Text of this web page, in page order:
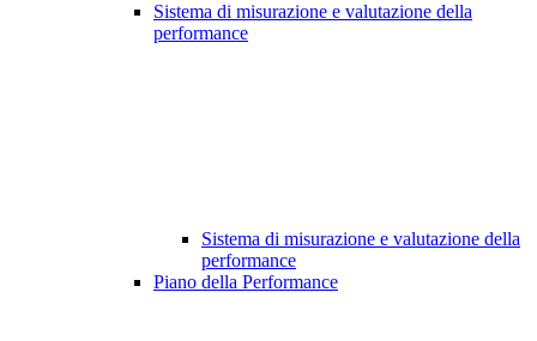
Sistema di misurazione e valutazione della
performance
Sistema di misurazione e valutazione della
performance
Piano della Performance